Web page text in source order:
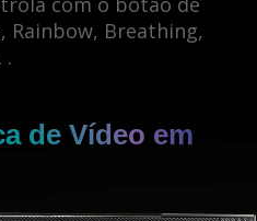
Rainbow, Breathing,
.
de Vídeo em